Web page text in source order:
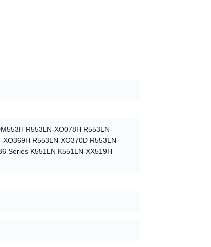
R553LN-XO078H R553LN-
R553LN-XO370D R553LN-
Series K551LN K551LN-XX519H